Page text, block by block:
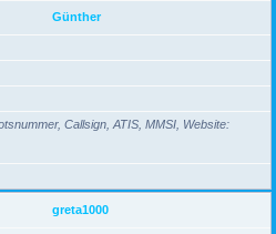
Günther
Callsign, ATIS, MMSI, Website
greta1000